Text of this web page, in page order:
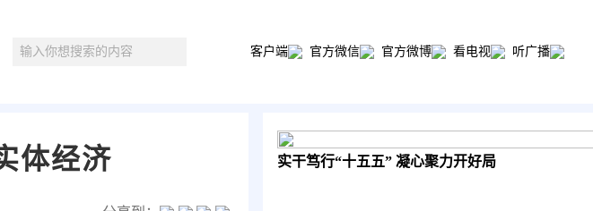
客户端 官方微信 官方微博 看电视 听广播
体经济 实干笃行“十五五” 凝心聚力开好局